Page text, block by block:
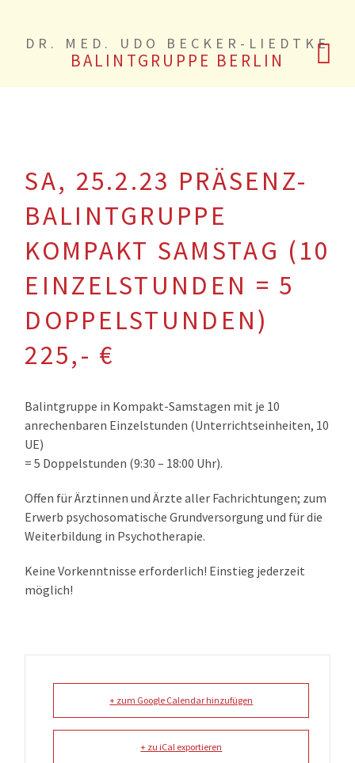
DR. MED. UDO BECKER-LIEDTKE
BALINTGRUPPE BERLIN
SA, 25.2.23 PRÄSENZ-
BALINTGRUPPE
KOMPAKT SAMSTAG (10
EINZELSTUNDEN = 5
DOPPELSTUNDEN)
225,- €
Balintgruppe in Kompakt-Samstagen mit je 10
anrechenbaren Einzelstunden (Unterrichtseinheiten, 10
UE)
= 5 Doppelstunden (9:30 – 18:00 Uhr).
Offen für Ärztinnen und Ärzte aller Fachrichtungen; zum
Erwerb psychosomatische Grundversorgungund für die
Weiterbildung in Psychotherapie.
Keine Vorkenntnisse erforderlich! Einstieg jederzeit
möglich!
+ zum Google Calendar hinzufügen
+ zu iCal exportieren